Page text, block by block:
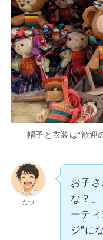
帽子と衣装は“歓迎
たつ
お子
な？
ーテ
ジ”に